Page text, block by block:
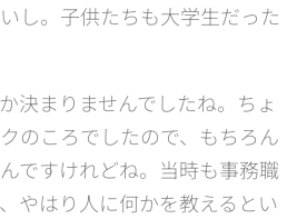
し。子供たちも大学生だった
決まりませんでしたね。ちょ
のころでしたので、もちろん
ですけれどね。当時も事務職
やはり人に何かを教えるとい